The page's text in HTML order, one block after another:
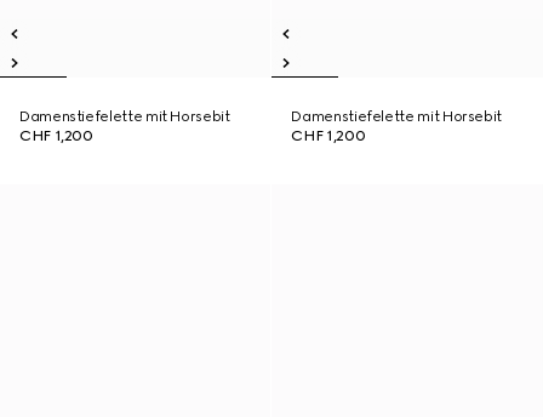
Damenstiefelette mit Horsebit
CHF 1,200
Damenstiefelette mit Horsebit
CHF 1,200